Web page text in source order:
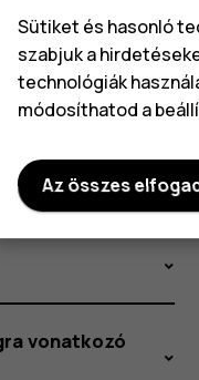
az adatokról
és
a
vonatkozó
Sütiket és hasonló
szabjuk a
technológiák
módosíthatod a
Az összes